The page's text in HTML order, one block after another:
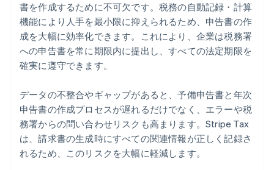
書を作成するために不可欠です。税務の自動記録・計算
機能により人手を最小限に抑えられるため、申告書の作
成を大幅に効率化できます。これにより、企業は税務署
への申告書を常に期限内に提出し、すべての法定期限を
確実に遵守できます。
データの不整合やギャップがあると、予備申告書と年次
申告書の作成プロセスが遅れるだけでなく、エラーや税
務署からの問い合わせリスクも高まります。Stripe Tax
は、請求書の生成時にすべての関連情報が正しく記録さ
れるため、このリスクを大幅に軽減します。